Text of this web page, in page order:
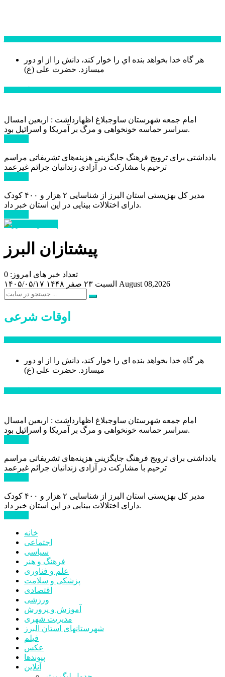
هر گاه خدا بخواهد بنده اي را خوار كند، دانش را از او دور
میسازد. حضرت علی (ع)
امام جمعه شهرستان ساوجبلاغ اظهارداشت : اربعین امسال
سراسر حماسه خونخواهی و مرگ بر آمریکا و اسرائیل بود.
یادداشتی برای ترویج فرهنگ جایگزینی هزینه‌های تشریفاتی مراسم
ترحیم با مشارکت در آزادی زندانیان جرائم غیرعمد
مدیر کل بهزیستی استان البرز از شناسایی ۲ هزار و ۴۰۰ کودک
دارای اختلالات بینایی در این استان خبر داد.
پیشتازان البرز
تعداد خبر های امروز: 0
۱۴۰۵/۰۵/۱۷
السبت ۲۳ صفر ۱۴۴۸ August 08,2026
اوقات شرعی
هر گاه خدا بخواهد بنده اي را خوار كند، دانش را از او دور
میسازد. حضرت علی (ع)
امام جمعه شهرستان ساوجبلاغ اظهارداشت : اربعین امسال
سراسر حماسه خونخواهی و مرگ بر آمریکا و اسرائیل بود.
یادداشتی برای ترویج فرهنگ جایگزینی هزینه‌های تشریفاتی مراسم
ترحیم با مشارکت در آزادی زندانیان جرائم غیرعمد
مدیر کل بهزیستی استان البرز از شناسایی ۲ هزار و ۴۰۰ کودک
دارای اختلالات بینایی در این استان خبر داد.
خانه
اجتماعی
سیاسی
فرهنگ و هنر
علم و فناوری
پزشکی و سلامت
اقتصادی
ورزشی
آموزش و پرورش
مدیریت شهری
شهرستانهای استان البرز
فیلم
عکس
پیوندها
آنلاین